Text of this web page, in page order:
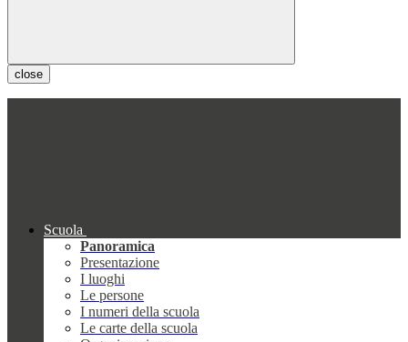
close
Scuola
Panoramica
Presentazione
I luoghi
Le persone
I numeri della scuola
Le carte della scuola